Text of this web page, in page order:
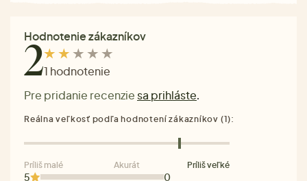
Hodnotenie zákazníkov
21 hodnotenie
Pre pridanie recenzie sa prihláste.
5
0
Reálna veľkosť podľa hodnotení zákazníkov (1):
Príliš malé Akurát Príliš veľké